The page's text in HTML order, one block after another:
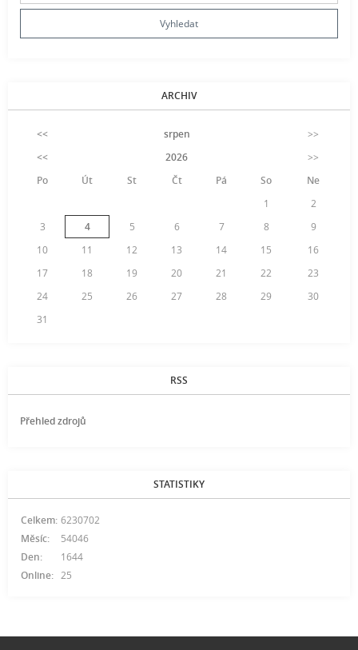
ARCHIV
<< srpen
>>
<<
2026
>>
Po
Út St Čt Pá So
Ne
1
2
3
4 5 6 7 8
9
10
11 12 13 14 15
16
17
18 19 20 21 22
23
24
25 26 27 28 29
30
31
RSS
Přehled zdrojů
STATISTIKY
Online: 25
Celkem: 6230702
Měsíc:
54046
Den:
1644